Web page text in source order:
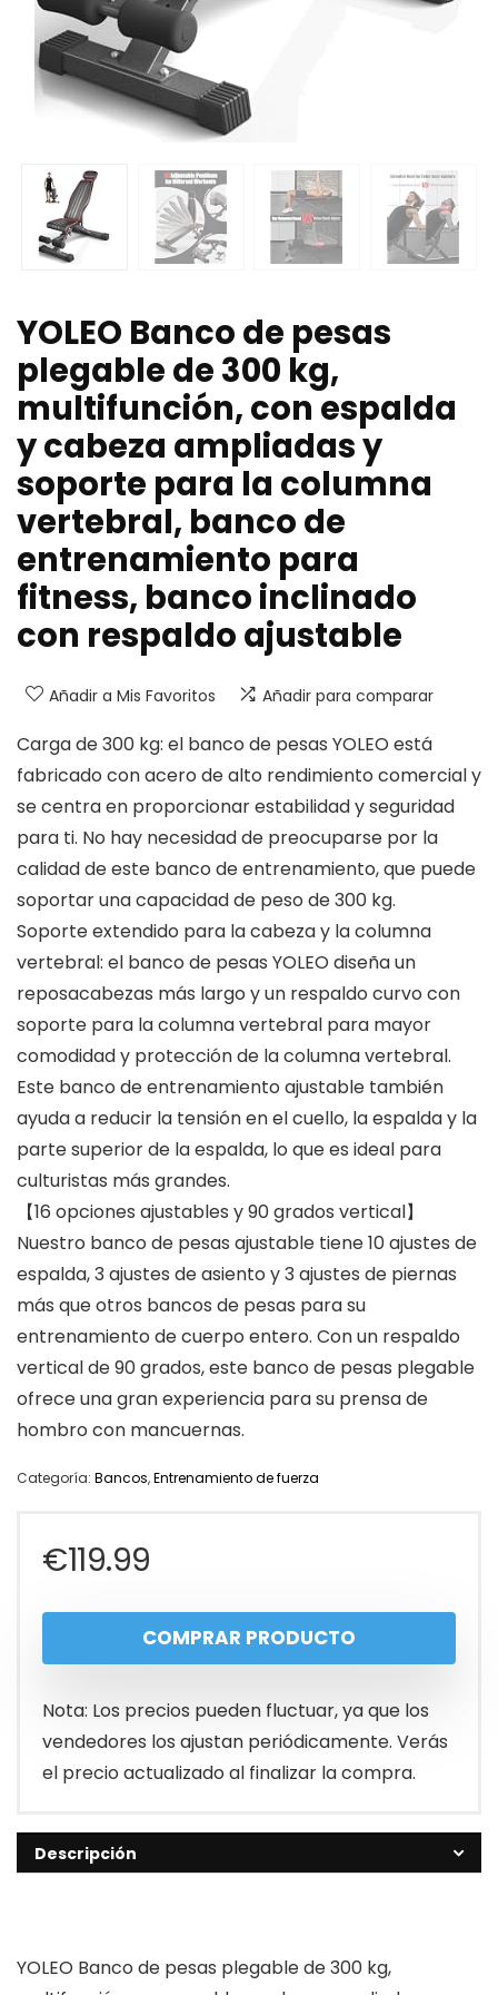
YOLEO Banco de pesas
plegable de 300 kg,
multifunción, con espalda
y cabeza ampliadas y
soporte para la columna
vertebral, banco de
entrenamiento para
fitness, banco inclinado
con respaldo ajustable
Añadir a Mis Favoritos Añadir para comparar
Carga de 300 kg: el banco de pesas YOLEO está
fabricado con acero de alto rendimiento comercial y
se centra en proporcionar estabilidad y seguridad
para ti. No hay necesidad de preocuparse por la
calidad de este banco de entrenamiento, que puede
soportar una capacidad de peso de 300 kg.
Soporte extendido para la cabeza y la columna
vertebral: el banco de pesas YOLEO diseña un
reposacabezas más largo y un respaldo curvo con
soporte para la columna vertebral para mayor
comodidad y protección de la columna vertebral.
Este banco de entrenamiento ajustable también
ayuda a reducir la tensión en el cuello, la espalda y la
parte superior de la espalda, lo que es ideal para
culturistas más grandes.
【16 opciones ajustables y 90 grados vertical】
Nuestro banco de pesas ajustable tiene 10 ajustes de
espalda, 3 ajustes de asiento y 3 ajustes de piernas
más que otros bancos de pesas para su
entrenamiento de cuerpo entero. Con un respaldo
vertical de 90 grados, este banco de pesas plegable
ofrece una gran experiencia para su prensa de
hombro con mancuernas.
Categoría: Bancos,Entrenamiento de fuerza
€119.99
COMPRAR PRODUCTO
Nota: Los precios pueden fluctuar, ya que los
vendedores los ajustan periódicamente. Verás
el precio actualizado al finalizar la compra.
Descripción
YOLEO Banco de pesas plegable de 300 kg,